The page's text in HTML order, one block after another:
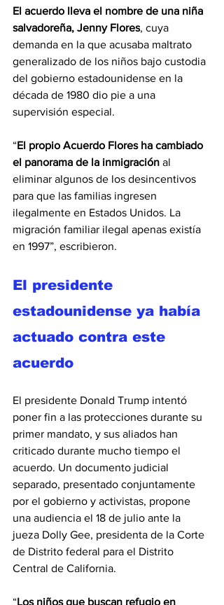
El acuerdo lleva el nombre de una niña
salvadoreña, Jenny Flores, cuya
demanda en la que acusaba maltrato
generalizado de los niños bajo custodia
del gobierno estadounidense en la
década de 1980 dio pie a una
supervisión especial.
“El propio Acuerdo Flores ha cambiado
el panorama de la inmigración al
eliminar algunos de los desincentivos
para que las familias ingresen
ilegalmente en Estados Unidos. La
migración familiar ilegal apenas existía
en 1997”, escribieron.
El presidente
estadounidense ya había
actuado contra este
acuerdo
El presidente Donald Trump intentó
poner fin a las protecciones durante su
primer mandato, y sus aliados han
criticado durante mucho tiempo el
acuerdo. Un documento judicial
separado, presentado conjuntamente
por el gobierno y activistas, propone
una audiencia el 18 de julio ante la
jueza Dolly Gee, presidenta de la Corte
de Distrito federal para el Distrito
Central de California.
“Los niños que buscan refugio en